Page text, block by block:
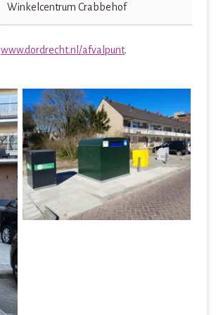
Winkelcentrum Crabbehof
www.dordrecht.nl/afvalpunt.